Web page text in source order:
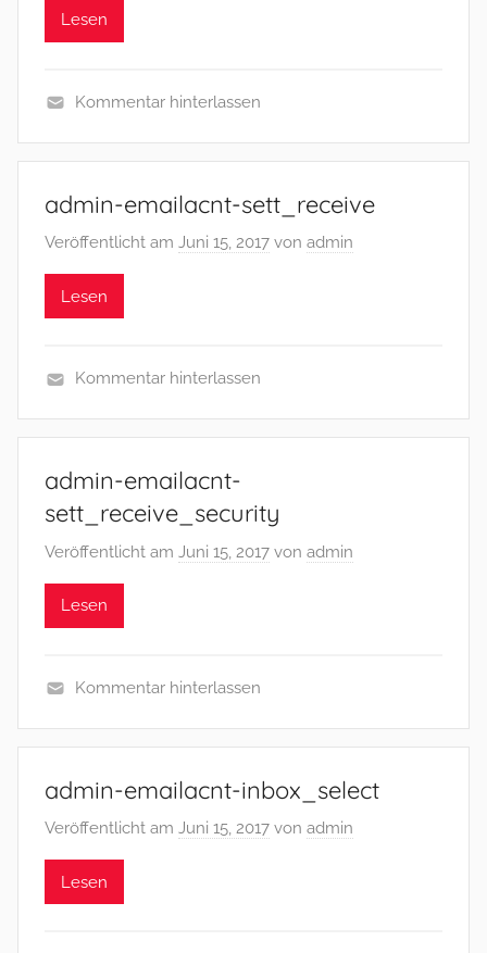
Lesen
Kommentar hinterlassen
admin-emailacnt-sett_receive
Veröffentlicht am Juni 15, 2017 von admin
Lesen
Kommentar hinterlassen
admin-emailacnt-
sett_receive_security
Veröffentlicht am Juni 15, 2017 von admin
Lesen
Kommentar hinterlassen
admin-emailacnt-inbox_select
Veröffentlicht am Juni 15, 2017 von admin
Lesen